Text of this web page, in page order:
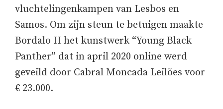
vluchtelingenkampen van Lesbos en
Samos. Om zijn steun te betuigen maakte
Bordalo II het kunstwerk “Young Black
Panther” dat in april 2020 online werd
geveild door Cabral Moncada Leilões voor
€ 23.000.